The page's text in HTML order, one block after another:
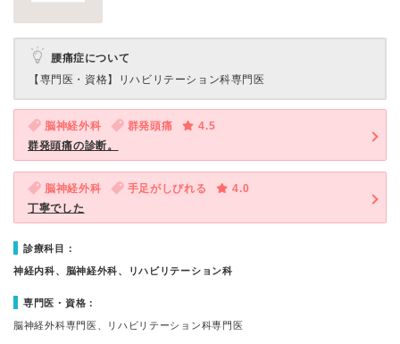
腰痛症について
【専門医・資格】
リハビリテーション科専門医
脳神経外科 群発頭痛
4.5
群発頭痛の診断。
脳神経外科 手足がしびれる
4.0
丁寧でした
診療科目：
神経内科、脳神経外科、リハビリテーション科
専門医・資格：
脳神経外科専門医、リハビリテーション科専門医